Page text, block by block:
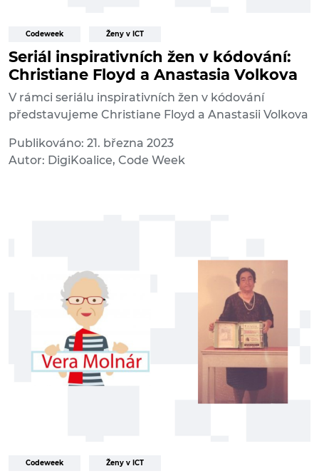
Codeweek Ženy v ICT
Seriál inspirativních žen v kódování:
Christiane Floyd a Anastasia Volkova
V rámci seriálu inspirativních žen v kódování
představujeme Christiane Floyd a Anastasii Volkova
Publikováno: 21. března 2023
Autor: DigiKoalice, Code Week
Codeweek Ženy v ICT